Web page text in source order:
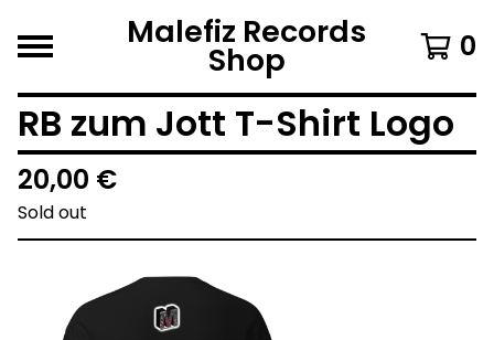
Malefiz Records
Shop 0
RB zum Jott T-Shirt Logo
20,00 €
Sold out